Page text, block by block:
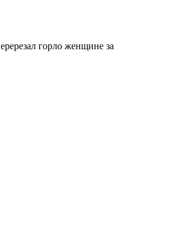
горло женщине за